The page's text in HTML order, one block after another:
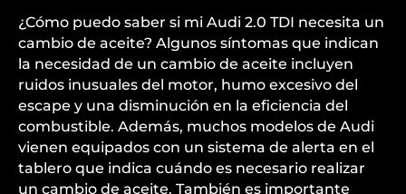
¿Cómo puedo saber si mi Audi 2.0 TDI necesita un
cambio de aceite? Algunos síntomas que indican
la necesidad de un cambio de aceite incluyen
ruidos inusuales del motor, humo excesivo del
escape y una disminución en la eficiencia del
combustible. Además, muchos modelos de Audi
vienen equipados con un sistema de alerta en el
tablero que indica cuándo es necesario realizar
un cambio de aceite. También es importante